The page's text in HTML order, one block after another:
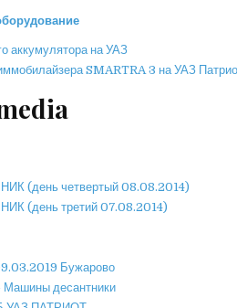
аккумулятора на УАЗ
SMARTRA 3 на УАЗ
(день четвертый 08.08.2014)
(день третий 07.08.2014)
Бужарово
десантники